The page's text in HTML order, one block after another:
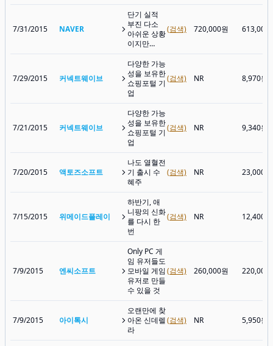
7/31/2015 NAVER
단기 실적
부진 다소
아쉬운 상황
이지만…
(검색) 720,000원 613,000
7/29/2015 커넥트웨이브
다양한 가능
성을 보유한
쇼핑포털 기
업
(검색) NR 8,970원
7/21/2015 커넥트웨이브
다양한 가능
성을 보유한
쇼핑포털 기
업
(검색) NR 9,340원
7/20/2015 액토즈소프트
나도 열혈전
기 출시 수
혜주
(검색) NR 23,000원
7/15/2015 위메이드플레이
하반기, 애
니팡의 신화
를 다시 한
번
(검색) NR 12,400원
7/9/2015 엔씨소프트
Only PC 게
임 유저들도
모바일 게임
유저로 만들
수 있을 것
(검색) 260,000원 220,000
7/9/2015 아이톡시
오랜만에 찾
아온 신데렐
라
(검색) NR 5,950원